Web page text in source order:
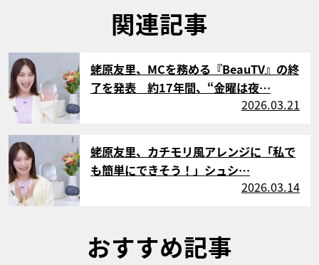
関連記事
サムネイル
蛯原友里、MCを務める『BeauTV』の終
了を発表 約17年間、“金曜は夜…
2026.03.21
サムネイル
蛯原友里、カチモリ風アレンジに「私で
も簡単にできそう！」シュシ…
2026.03.14
おすすめ記事